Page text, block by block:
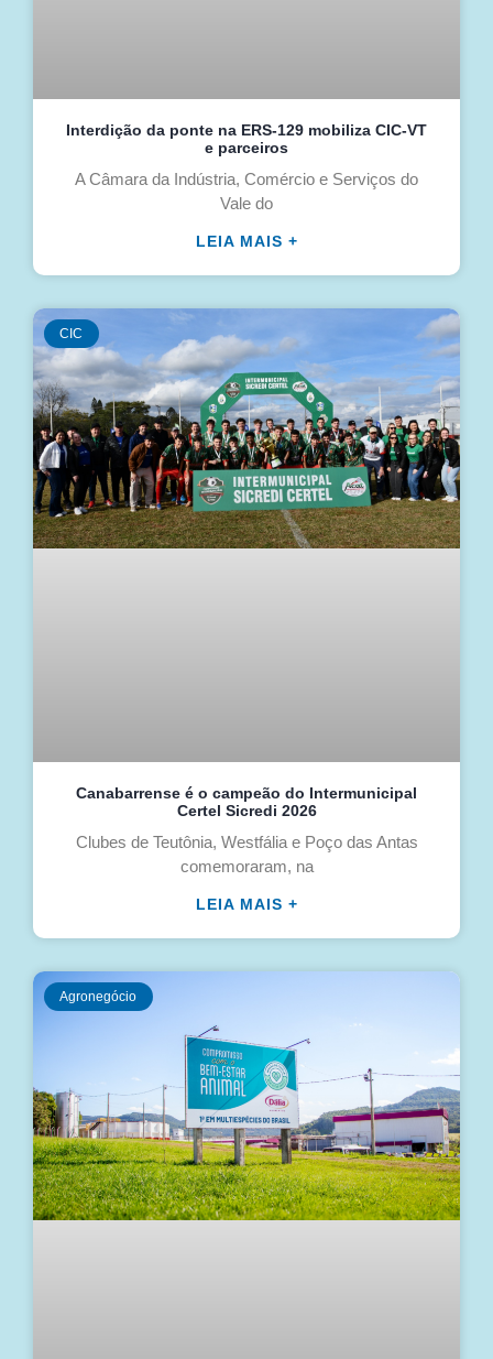
Interdição da ponte na ERS-129 mobiliza CIC-VT
e parceiros
A Câmara da Indústria, Comércio e Serviços do
Vale do
LEIA MAIS +
CIC
Canabarrense é o campeão do Intermunicipal
Certel Sicredi 2026
Clubes de Teutônia, Westfália e Poço das Antas
comemoraram, na
LEIA MAIS +
Agronegócio